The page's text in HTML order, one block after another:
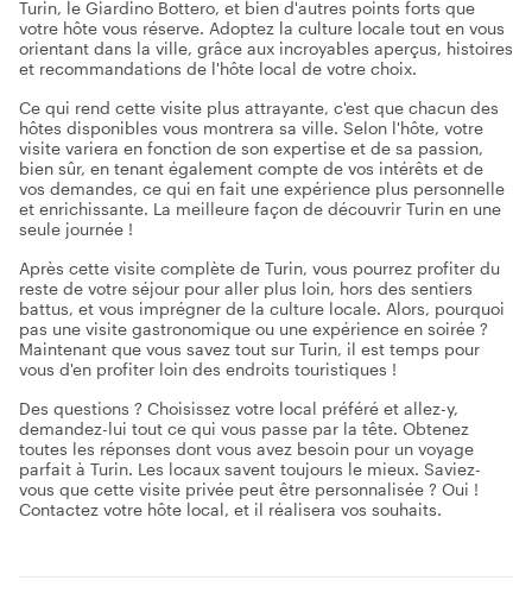
Turin, le Giardino Bottero, et bien d'autres points forts que
votre hôte vous réserve. Adoptez la culture locale tout en vous
orientant dans la ville, grâce aux incroyables aperçus, histoires
et recommandations de l'hôte local de votre choix.
Ce qui rend cette visite plus attrayante, c'est que chacun des
hôtes disponibles vous montrera sa ville. Selon l'hôte, votre
visite variera en fonction de son expertise et de sa passion,
bien sûr, en tenant également compte de vos intérêts et de
vos demandes, ce qui en fait une expérience plus personnelle
et enrichissante. La meilleure façon de découvrir Turin en une
seule journée !
Après cette visite complète de Turin, vous pourrez profiter du
reste de votre séjour pour aller plus loin, hors des sentiers
battus, et vous imprégner de la culture locale. Alors, pourquoi
pas une visite gastronomique ou une expérience en soirée ?
Maintenant que vous savez tout sur Turin, il est temps pour
vous d'en profiter loin des endroits touristiques !
Des questions ? Choisissez votre local préféré et allez-y,
demandez-lui tout ce qui vous passe par la tête. Obtenez
toutes les réponses dont vous avez besoin pour un voyage
parfait à Turin. Les locaux savent toujours le mieux. Saviez-
vous que cette visite privée peut être personnalisée ? Oui !
Contactez votre hôte local, et il réalisera vos souhaits.